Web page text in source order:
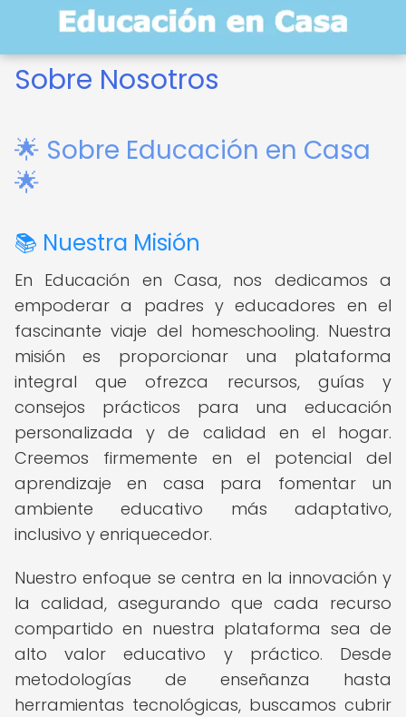
Sobre Nosotros
🌟 Sobre Educación en Casa
🌟
📚 Nuestra Misión
En Educación en Casa, nos dedicamos a
empoderar a padres y educadores en el
fascinante viaje del homeschooling. Nuestra
misión es proporcionar una plataforma
integral que ofrezca recursos, guías y
consejos prácticos para una educación
personalizada y de calidad en el hogar.
Creemos firmemente en el potencial del
aprendizaje en casa para fomentar un
ambiente educativo más adaptativo,
inclusivo y enriquecedor.
Nuestro enfoque se centra en la innovación y
la calidad, asegurando que cada recurso
compartido en nuestra plataforma sea de
alto valor educativo y práctico. Desde
metodologías de enseñanza hasta
herramientas tecnológicas, buscamos cubrir